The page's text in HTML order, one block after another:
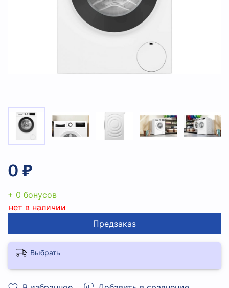
0 ₽
+ 0 бонусов
нет в наличии
Предзаказ
Выбрать